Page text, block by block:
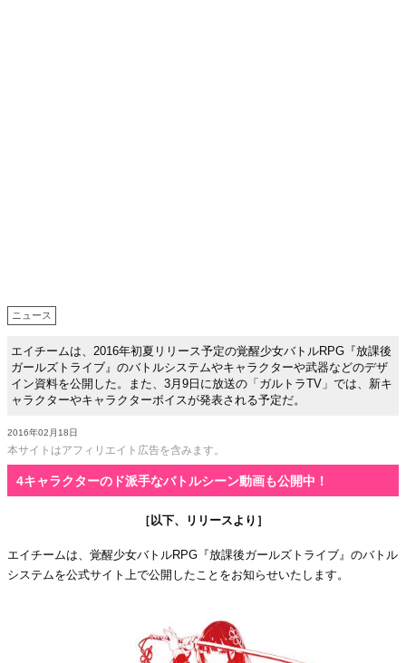
ニュース
エイチームは、2016年初夏リリース予定の覚醒少女バトルRPG『放課後
ガールズトライブ』のバトルシステムやキャラクターや武器などのデザ
イン資料を公開した。また、3月9日に放送の「ガルトラTV」では、新キ
ャラクターやキャラクターボイスが発表される予定だ。
2016年02月18日
本サイトはアフィリエイト広告を含みます。
4キャラクターのド派手なバトルシーン動画も公開中！
［以下、リリースより］
エイチームは、覚醒少女バトルRPG『放課後ガールズトライブ』のバトル
システムを公式サイト上で公開したことをお知らせいたします。